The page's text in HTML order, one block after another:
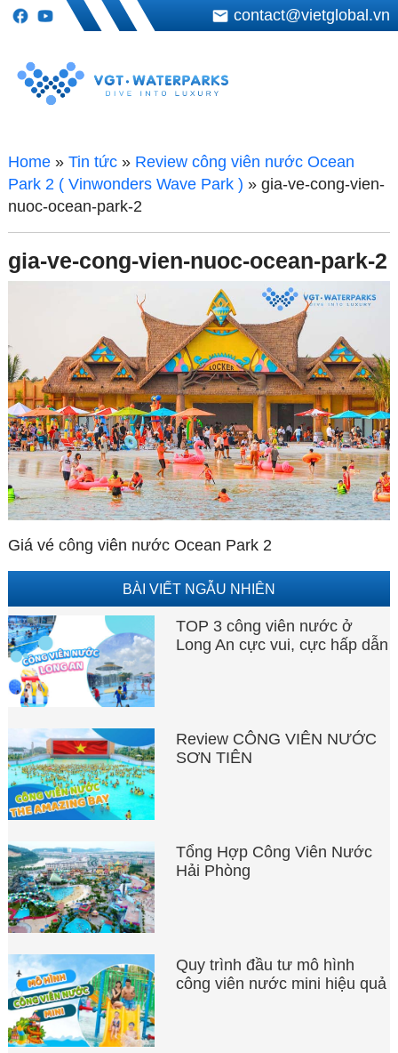
contact@vietglobal.vn
Home» Tin tức» Review công viên nước Ocean
Park 2 ( Vinwonders Wave Park ) » gia-ve-cong-vien-
nuoc-ocean-park-2
gia-ve-cong-vien-nuoc-ocean-park-2
Giá vé công viên nước Ocean Park 2
BÀI VIẾT NGẪU NHIÊN
TOP 3 công viên nước ở
Long An cực vui, cực hấp dẫn
Review CÔNG VIÊN NƯỚC
SƠN TIÊN
Tổng Hợp Công Viên Nước
Hải Phòng
Quy trình đầu tư mô hình
công viên nước mini hiệu quả